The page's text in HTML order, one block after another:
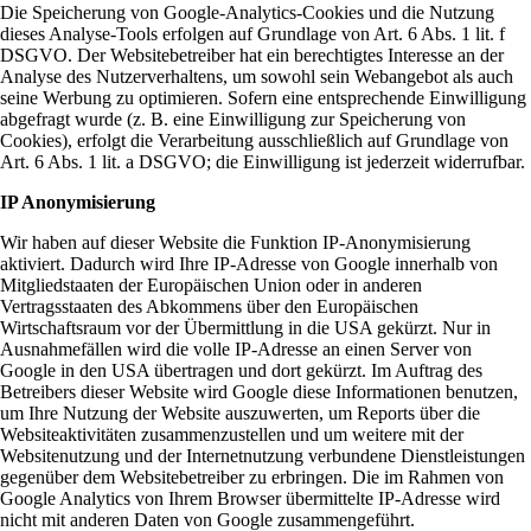
Die Speicherung von Google-Analytics-Cookies und die Nutzung
dieses Analyse-Tools erfolgen auf Grundlage von Art. 6 Abs. 1 lit. f
DSGVO. Der Websitebetreiber hat ein berechtigtes Interesse an der
Analyse des Nutzerverhaltens, um sowohl sein Webangebot als auch
seine Werbung zu optimieren. Sofern eine entsprechende Einwilligung
abgefragt wurde (z. B. eine Einwilligung zur Speicherung von
Cookies), erfolgt die Verarbeitung ausschließlich auf Grundlage von
Art. 6 Abs. 1 lit. a DSGVO; die Einwilligung ist jederzeit widerrufbar.
IP Anonymisierung
Wir haben auf dieser Website die Funktion IP-Anonymisierung
aktiviert. Dadurch wird Ihre IP-Adresse von Google innerhalb von
Mitgliedstaaten der Europäischen Union oder in anderen
Vertragsstaaten des Abkommens über den Europäischen
Wirtschaftsraum vor der Übermittlung in die USA gekürzt. Nur in
Ausnahmefällen wird die volle IP-Adresse an einen Server von
Google in den USA übertragen und dort gekürzt. Im Auftrag des
Betreibers dieser Website wird Google diese Informationen benutzen,
um Ihre Nutzung der Website auszuwerten, um Reports über die
Websiteaktivitäten zusammenzustellen und um weitere mit der
Websitenutzung und der Internetnutzung verbundene Dienstleistungen
gegenüber dem Websitebetreiber zu erbringen. Die im Rahmen von
Google Analytics von Ihrem Browser übermittelte IP-Adresse wird
nicht mit anderen Daten von Google zusammengeführt.